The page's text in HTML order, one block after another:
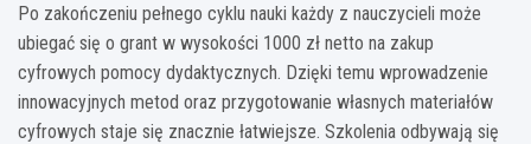
Po zakończeniu pełnego cyklu nauki każdy z nauczycieli może
ubiegać się o grant w wysokości 1000 zł netto na zakup
cyfrowych pomocy dydaktycznych. Dzięki temu wprowadzenie
innowacyjnych metod oraz przygotowanie własnych materiałów
cyfrowych staje się znacznie łatwiejsze. Szkolenia odbywają się